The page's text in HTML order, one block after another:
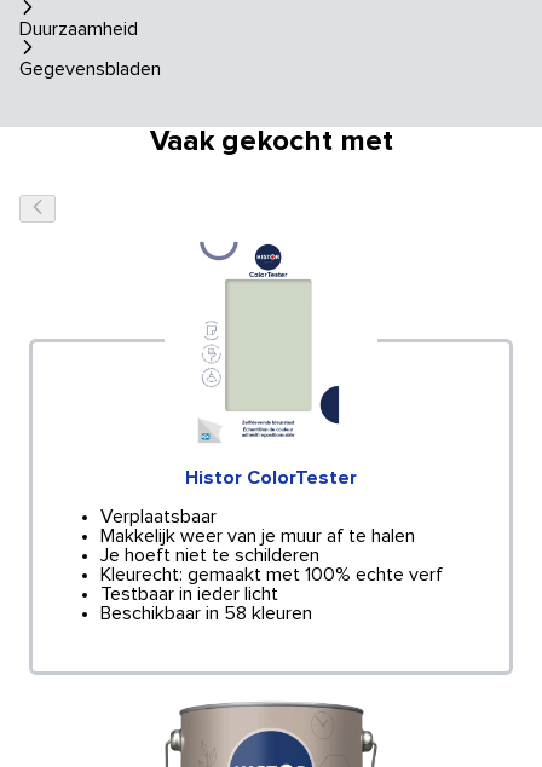
Duurzaamheid
Gegevensbladen
Vaak gekocht met
Histor ColorTester
Verplaatsbaar
Makkelijk weer van je muur af te halen
Je hoeft niet te schilderen
Kleurecht: gemaakt met 100% echte verf
Testbaar in ieder licht
Beschikbaar in 58 kleuren